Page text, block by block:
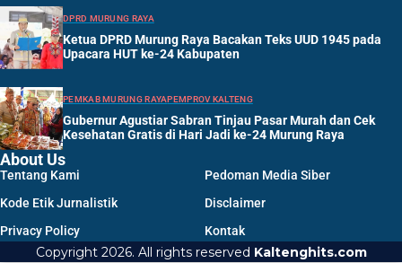
DPRD MURUNG RAYA
Ketua DPRD Murung Raya Bacakan Teks UUD 1945 pada
Upacara HUT ke-24 Kabupaten
PEMKAB MURUNG RAYAPEMPROV KALTENG
Gubernur Agustiar Sabran Tinjau Pasar Murah dan Cek
Kesehatan Gratis di Hari Jadi ke-24 Murung Raya
About Us
Tentang Kami
Pedoman Media Siber
Kode Etik Jurnalistik
Disclaimer
Privacy Policy
Kontak
Copyright 2026. All rights reserved Kaltenghits.com